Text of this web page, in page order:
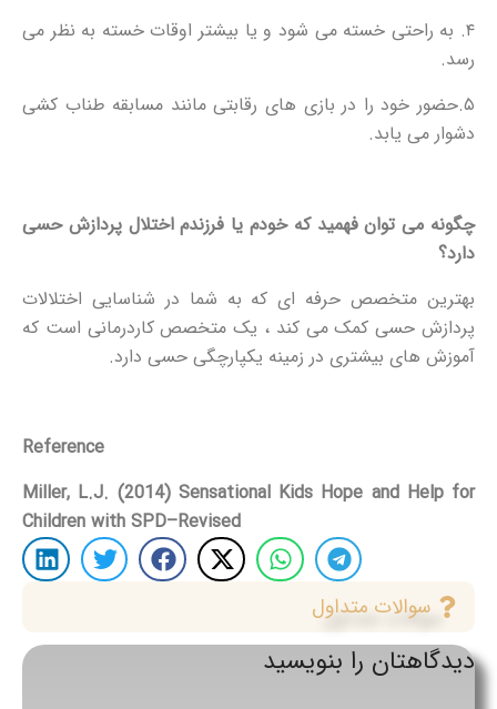
۴. به راحتی خسته می شود و یا بیشتر اوقات خسته به نظر می
رسد.
۵.حضور خود را در بازی های رقابتی مانند مسابقه طناب کشی
دشوار می یابد.
چگونه می توان فهمید که خودم یا فرزندم اختلال پردازش حسی
دارد؟
بهترین متخصص حرفه ای که به شما در شناسایی اختلالات
پردازش حسی کمک می کند ، یک متخصص کاردرمانی است که
آموزش های بیشتری در زمینه یکپارچگی حسی دارد.
Reference
Miller, L.J. (2014) Sensational Kids Hope and Help for
Children with SPD–Revised
سوالات متداول
دیدگاهتان را بنویسید